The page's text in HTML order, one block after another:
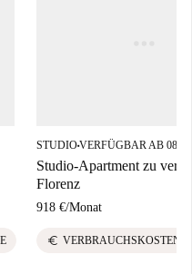
STUDIO■VERFÜGBAR AB 08
Studio-Apartment zu
Florenz
918 €/Monat
euro VERBRAUCHSKOSTEN